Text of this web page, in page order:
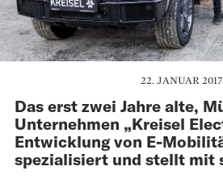
22. JANUAR 2017
Das erst zwei Jahre alte,
Unternehmen „Kreisel
Entwicklung von E-
spezialisiert und stellt mit